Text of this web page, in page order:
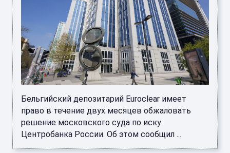
Бельгийский депозитарий Euroclear имеет
право в течение двух месяцев обжаловать
решение московского суда по иску
Центробанка России. Об этом сообщил ...